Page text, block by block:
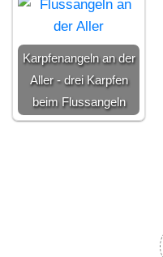
Karpfenangeln an der
Aller - drei Karpfen
beim Flussangeln